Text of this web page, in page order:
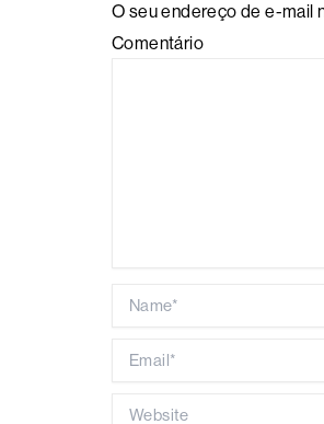
O seu endereço de e-mail
Comentário